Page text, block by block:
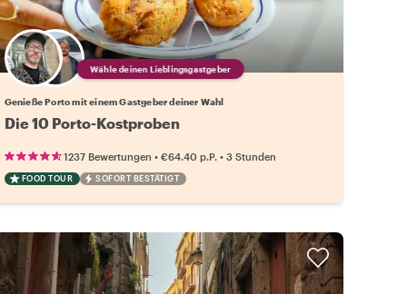
Wähle deinen Lieblingsgastgeber
Genieße Porto mit einem Gastgeber deiner Wahl
Die 10 Porto-Kostproben
1237 Bewertungen • €64.40 p.P. • 3 Stunden
FOOD TOUR SOFORT BESTÄTIGT